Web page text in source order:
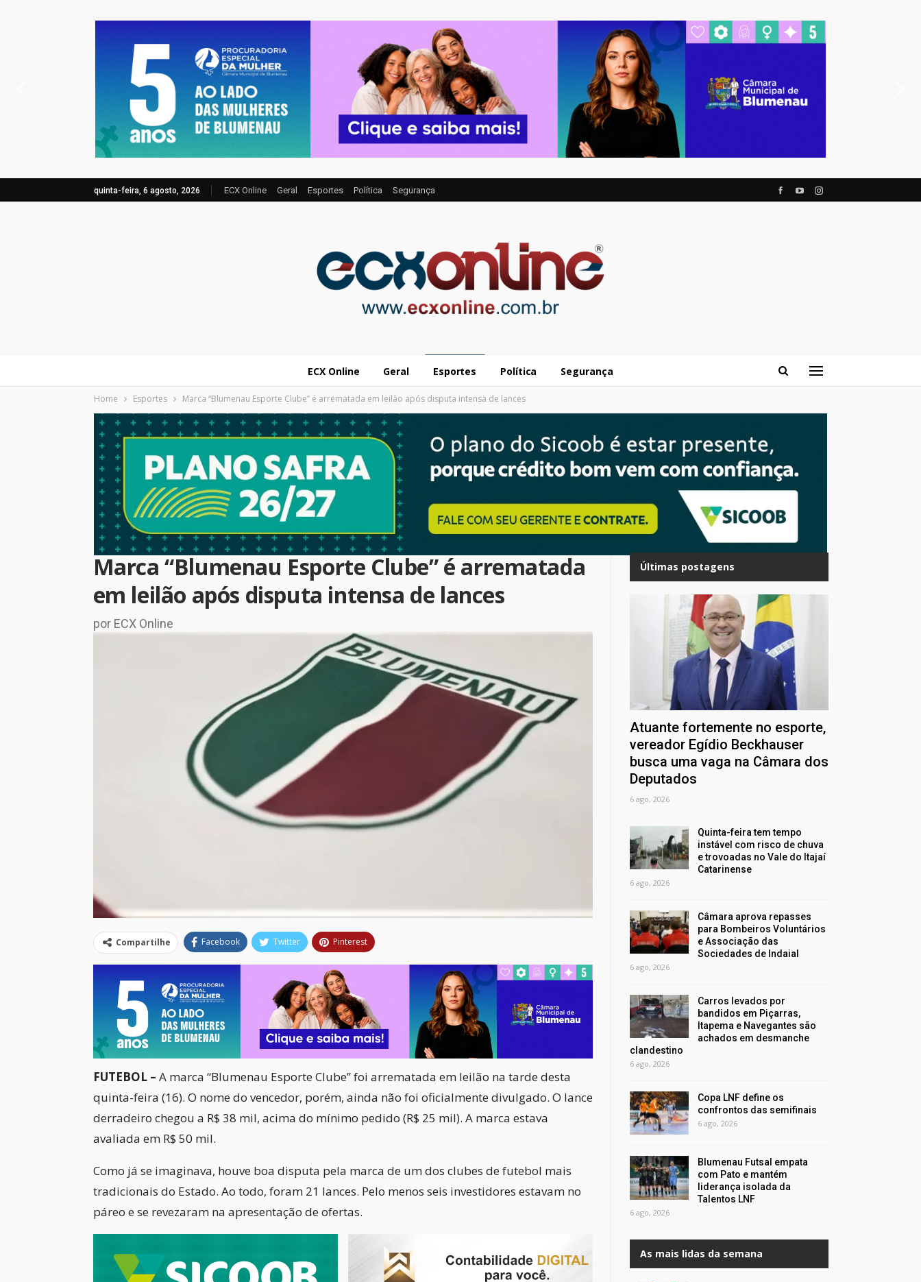
quinta-feira, 6 agosto, 2026 ECX Online Geral Esportes Política Segurança
ECX Online Geral Esportes Política Segurança
Home Esportes Marca “Blumenau Esporte Clube” é arrematada em leilão após disputa intensa de lances
Marca “Blumenau Esporte Clube” é arrematada
em leilão após disputa intensa de lances
por ECX Online
Compartilhe Facebook Twitter Pinterest
FUTEBOL – A marca “Blumenau Esporte Clube” foi arrematada em leilão na tarde desta
quinta-feira (16). O nome do vencedor, porém, ainda não foi oficialmente divulgado. O lance
derradeiro chegou a R$ 38 mil, acima do mínimo pedido (R$ 25 mil). A marca estava
avaliada em R$ 50 mil.
Como já se imaginava, houve boa disputa pela marca de um dos clubes de futebol mais
tradicionais do Estado. Ao todo, foram 21 lances. Pelo menos seis investidores estavam no
páreo e se revezaram na apresentação de ofertas.
Últimas postagens
Atuante fortemente no esporte,
vereador Egídio Beckhauser
busca uma vaga na Câmara dos
Deputados
6 ago, 2026
Quinta-feira tem tempo
instável com risco de chuva
e trovoadas no Vale do Itajaí
Catarinense
6 ago, 2026
Câmara aprova repasses
para Bombeiros Voluntários
e Associação das
Sociedades de Indaial
6 ago, 2026
Carros levados por
bandidos em Piçarras,
Itapema e Navegantes são
achados em desmanche
clandestino
6 ago, 2026
Copa LNF define os
confrontos das semifinais
6 ago, 2026
Blumenau Futsal empata
com Pato e mantém
liderança isolada da
Talentos LNF
6 ago, 2026
As mais lidas da semana